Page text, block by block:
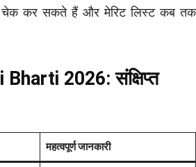
कर सकते हैं और मेरिट लिस्ट कब तक
2026: संक्षिप्त
महत्वपूर्ण जानकारी